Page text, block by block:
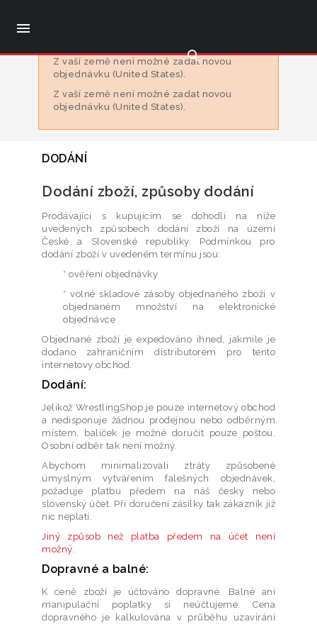

search
Z vaší země není možné zadat novou
objednávku (United States).
Z vaší země není možné zadat novou
objednávku (United States).
DODÁNÍ
Dodání zboží, způsoby dodání
Prodávající s kupujícím se dohodli na níže
uvedených způsobech dodání zboží na území
České a Slovenské republiky. Podmínkou pro
dodání zboží v uvedeném termínu jsou:
* ověření objednávky
* volné skladové zásoby objednaného zboží v
objednaném množství na elektronické
objednávce
Objednané zboží je expedováno ihned, jakmile je
dodano zahraničním distributorem pro tento
internetovy obchod.
Dodání:
Jelikož WrestlingShop je pouze internetový obchod
a nedisponuje žádnou prodejnou nebo odběrným
místem, balíček je možné doručit pouze poštou.
Osobní odběr tak není možný.
Abychom minimalizovali ztráty způsobené
úmyslným vytvářením falešných objednávek,
požaduje platbu předem na náš český nebo
slovenský účet. Při doručení zásilky tak zákazník již
nic neplatí.
Jiný způsob než platba předem na účet není
možný.
Dopravné a balné:
K ceně zboží je účtováno dopravné. Balné ani
manipulační poplatky si neúčtujeme. Cena
dopravného je kalkulována v průběhu uzavírání